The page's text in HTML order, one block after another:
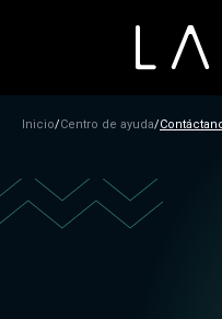
Inicio/Centro de ayuda/